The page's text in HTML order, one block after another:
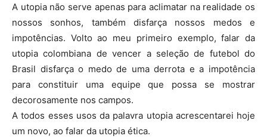
A utopia não serve apenas para aclimatar na realidade os
nossos sonhos, também disfarça nossos medos e
impotências. Volto ao meu primeiro exemplo, falar da
utopia colombiana de vencer a seleção de futebol do
Brasil disfarça o medo de uma derrota e a impotência
para constituir uma equipe que possa se mostrar
decorosamente nos campos.
A todos esses usos da palavra utopia acrescentarei hoje
um novo, ao falar da utopia ética.